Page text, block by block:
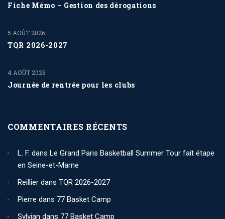
Fiche Mémo – Gestion des dérogations
TQR 2026-2027
5 AOÛT 2026
Journée de rentrée pour les clubs
4 AOÛT 2026
COMMENTAIRES RÉCENTS
L. F. dans Le Grand Paris Basketball Summer Tour fait étape
en Seine-et-Marne
Reillier dans TQR 2026-2027
Pierre dans 77 Basket Camp
Sylvian dans 77 Basket Camp